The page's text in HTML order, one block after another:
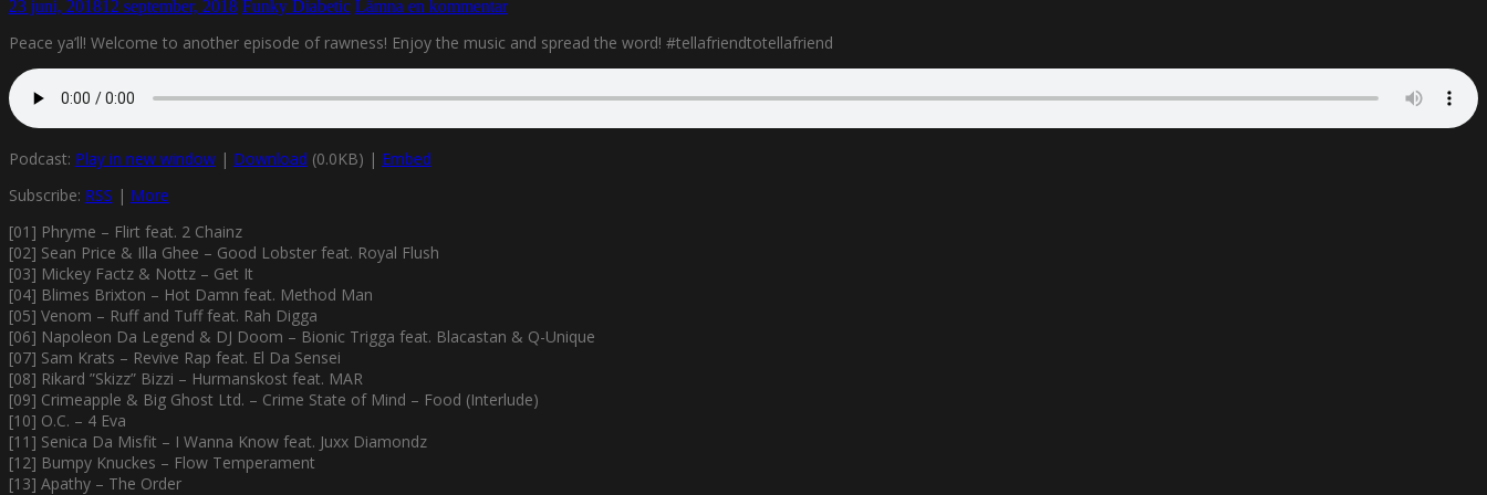
23 juni, 201812 september, 2018 Funky Diabetic Lämna en kommentar
Peace ya’ll! Welcome to another episode of rawness! Enjoy the music and spread the word! #tellafriendtotellafriend
Podcast: Play in new window | Download (0.0KB) | Embed
Subscribe: RSS | More
[01] Phryme – Flirt feat. 2 Chainz
[02] Sean Price & Illa Ghee – Good Lobster feat. Royal Flush
[03] Mickey Factz & Nottz – Get It
[04] Blimes Brixton – Hot Damn feat. Method Man
[05] Venom – Ruff and Tuff feat. Rah Digga
[06] Napoleon Da Legend & DJ Doom – Bionic Trigga feat. Blacastan & Q-Unique
[07] Sam Krats – Revive Rap feat. El Da Sensei
[08] Rikard ”Skizz” Bizzi – Hurmanskost feat. MAR
[09] Crimeapple & Big Ghost Ltd. – Crime State of Mind – Food (Interlude)
[10] O.C. – 4 Eva
[11] Senica Da Misfit – I Wanna Know feat. Juxx Diamondz
[12] Bumpy Knuckes – Flow Temperament
[13] Apathy – The Order